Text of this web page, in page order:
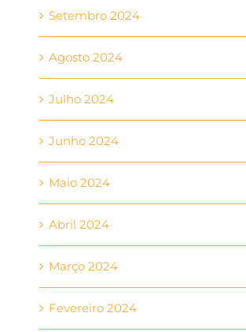
Setembro 2024
Agosto 2024
Julho 2024
Junho 2024
Maio 2024
Abril 2024
Março 2024
Fevereiro 2024